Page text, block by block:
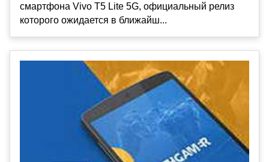
смартфона Vivo T5 Lite 5G, официальный релиз
которого ожидается в ближайш...